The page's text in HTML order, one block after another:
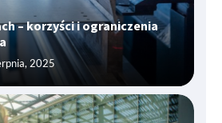
– korzyści i ograniczenia
2025